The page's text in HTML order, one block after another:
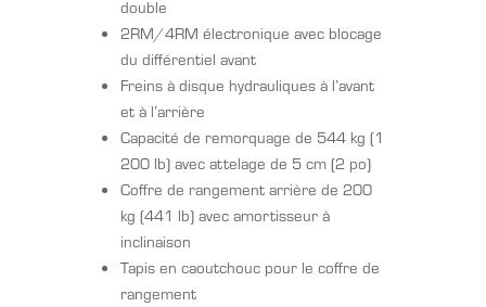
double
2RM/4RM électronique avec blocage
du différentiel avant
Freins à disque hydrauliques à l’avant
et à l’arrière
Capacité de remorquage de 544 kg (1
200 lb) avec attelage de 5 cm (2 po)
Coffre de rangement arrière de 200
kg (441 lb) avec amortisseur à
inclinaison
Tapis en caoutchouc pour le coffre de
rangement